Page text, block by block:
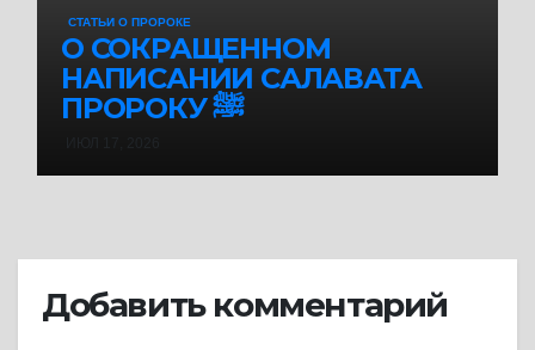
СТАТЬИ О ПРОРОКЕ
О СОКРАЩЕННОМ
НАПИСАНИИ САЛАВАТА
ПРОРОКУ ﷺ
Добавить комментарий